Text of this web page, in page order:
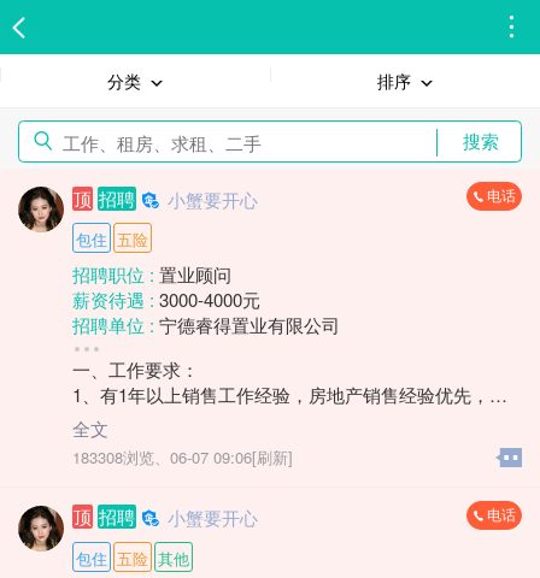
分类 排序
搜索
顶 招聘 小蟹要开心 电话
包住 五险
招聘职位 : 置业顾问
薪资待遇 : 3000-4000元
招聘单位 : 宁德睿得置业有限公司
招聘人数 :
性别要求 :性别不限
年龄要求 :年龄不限
学历要求 :
工作经验 :
经验不限
一、工作要求：
1、有1年以上销售工作经验，房地产销售经验优先，需
具备一定的客户开发、沟通和谈判能力；
2、熟悉本地房地产市场动态、政策法规，了解不同楼盘
的特点和优势，能为客户提供专业的购房建议；
3、具备良好的销售技巧和谈判能力，能够有效挖掘客户
需求，促成交易，完成销售目标。
全文
183308浏览、 06-07 09:06[刷新]
顶 招聘 小蟹要开心 电话
包住 五险 其他